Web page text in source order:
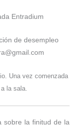
Entradium
de desempleo
Una vez comenzada
la sala.
sobre la finitud de la